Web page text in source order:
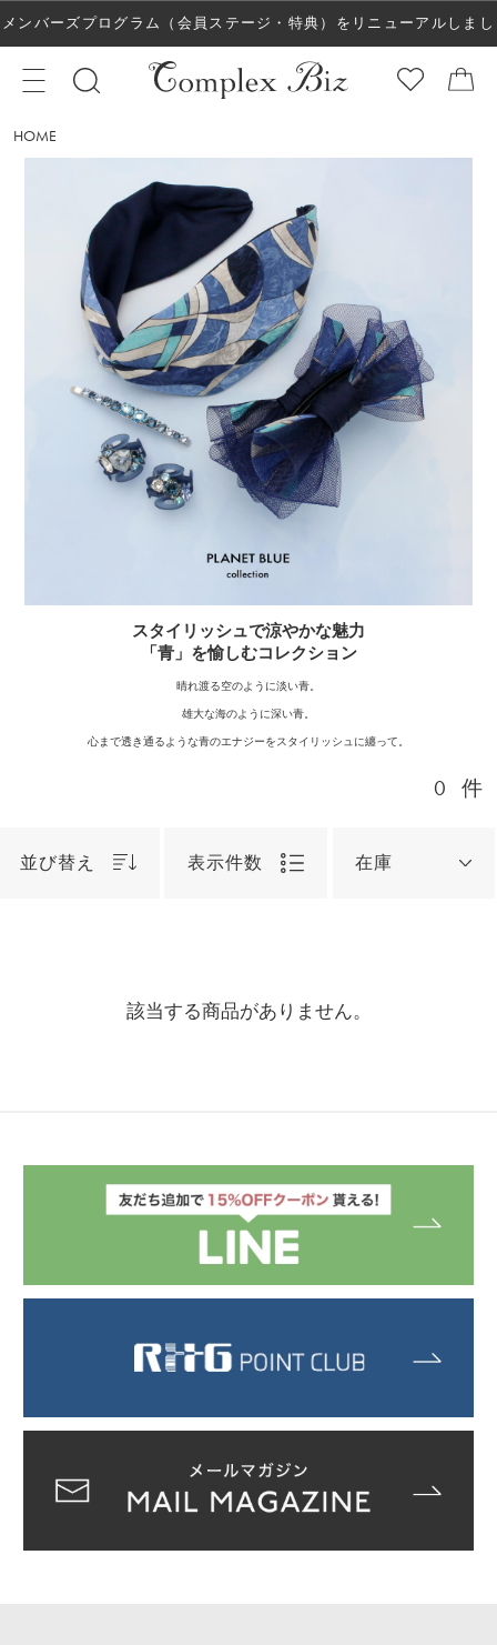
メンバーズプログラム（会員ステージ・特典）をリニューアルしまし
た！
HOME
スタイリッシュで涼やかな魅力
「青」を愉しむコレクション
晴れ渡る空のように淡い青。
雄大な海のように深い青。
心まで透き通るような青のエナジーをスタイリッシュに纏って。
0 件
並び替え 表示件数 在庫
該当する商品がありません。